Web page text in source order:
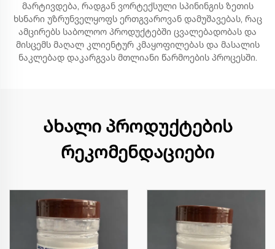
მარტივდება, რადგან ვორტექსული სპინინგის ზეთის
ხსნარი უზრუნველყოფს ერთგვაროვან დამუშავებას, რაც
ამცირებს საბოლოო პროდუქტებში ცვალებადობას და
მისცემს მაღალ კლიენტურ კმაყოფილებას და მასალის
ნაკლებად დაკარგვას მთლიანი წარმოების პროცესში.
Ახალი პროდუქტების
რეკომენდაციები